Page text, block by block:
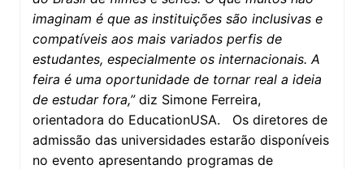
imaginam é que as instituições são inclusivas e
compatíveis aos mais variados perfis de
estudantes, especialmente os internacionais. A
feira é uma oportunidade de tornar real a ideia
de estudar fora,”diz Simone Ferreira,
orientadora do EducationUSA. Os diretores de
admissão das universidades estarão disponíveis
no evento apresentando programas de